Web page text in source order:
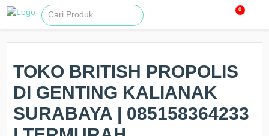
0
TOKO BRITISH PROPOLIS
DI GENTING KALIANAK
SURABAYA | 085158364233